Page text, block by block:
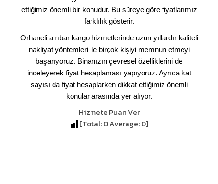
ettiğimiz önemli bir konudur. Bu süreye göre fiyatlarımız
farklılık gösterir.
Orhaneli ambar kargo hizmetlerinde uzun yıllardır kaliteli
nakliyat yöntemleri ile birçok kişiyi memnun etmeyi
başarıyoruz. Binanızın çevresel özelliklerini de
inceleyerek fiyat hesaplaması yapıyoruz. Ayrıca kat
sayısı da fiyat hesaplarken dikkat ettiğimiz önemli
konular arasında yer alıyor.
Hizmete Puan Ver
[Total:0Average:0]